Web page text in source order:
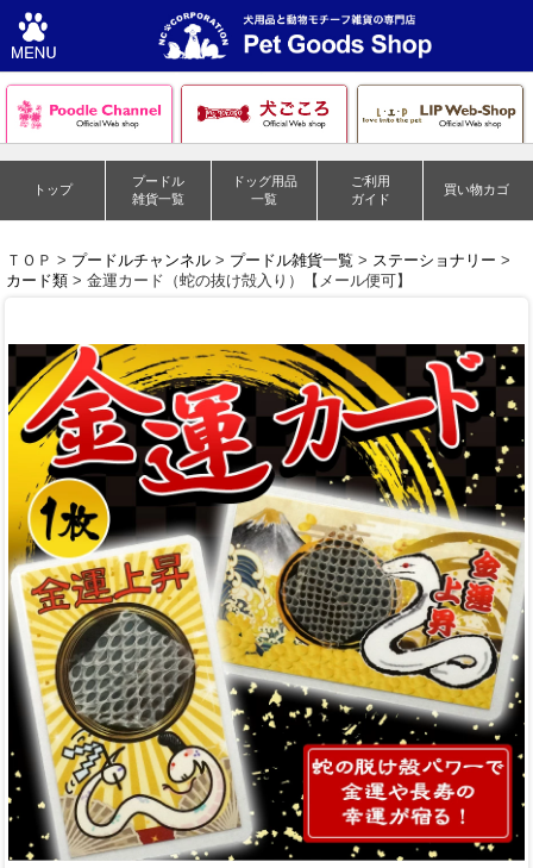
トップ
プードル
雑貨一覧
ドッグ用品
一覧
ご利用
ガイド
買い物カゴ
ＴＯＰ > プードルチャンネル > プードル雑貨一覧 > ステーショナリー >
カード類 > 金運カード（蛇の抜け殻入り）【メール便可】